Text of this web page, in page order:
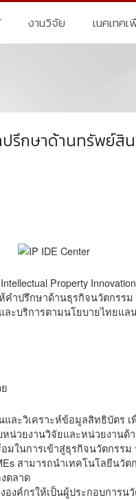
งานวิจัย เนคเทค
กษาด้านทรัพย์สิ
Property Innovation
ำปรึกษาด้านธุรกิจนวัตกรร
บริการตามนโยบายไทยแล
ละวิเคราะห์ข้อมูลสิทธิบัตร
น่วยงานวิจัยและหน่วยงาน
มในการเข้าสู่ธุรกิจนวัตกรร
สามารถนำเทคโนโลยีนวั
ตลาด
งค์กรให้เป็นผู้ประกอบการน